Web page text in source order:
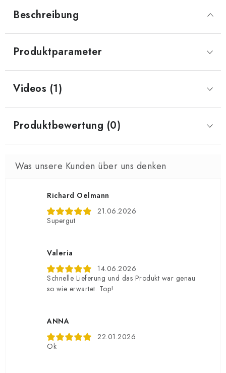
Beschreibung
Produktparameter
Videos (1)
Produktbewertung (0)
Richard Oelmann
21.06.2026
Supergut
Valeria
14.06.2026
Schnelle Lieferung und das Produkt war genau
so wie erwartet. Top!
ANNA
22.01.2026
Ok